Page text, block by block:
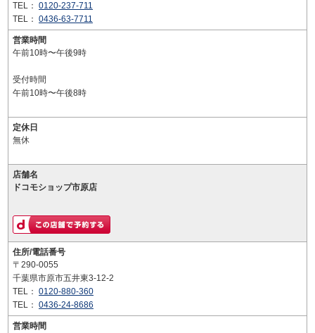
TEL： 0120-237-711
TEL： 0436-63-7711
営業時間
午前10時〜午後9時
受付時間
午前10時〜午後8時
定休日
無休
店舗名
ドコモショップ市原店
住所/電話番号
〒290-0055
千葉県市原市五井東3-12-2
TEL： 0120-880-360
TEL： 0436-24-8686
営業時間